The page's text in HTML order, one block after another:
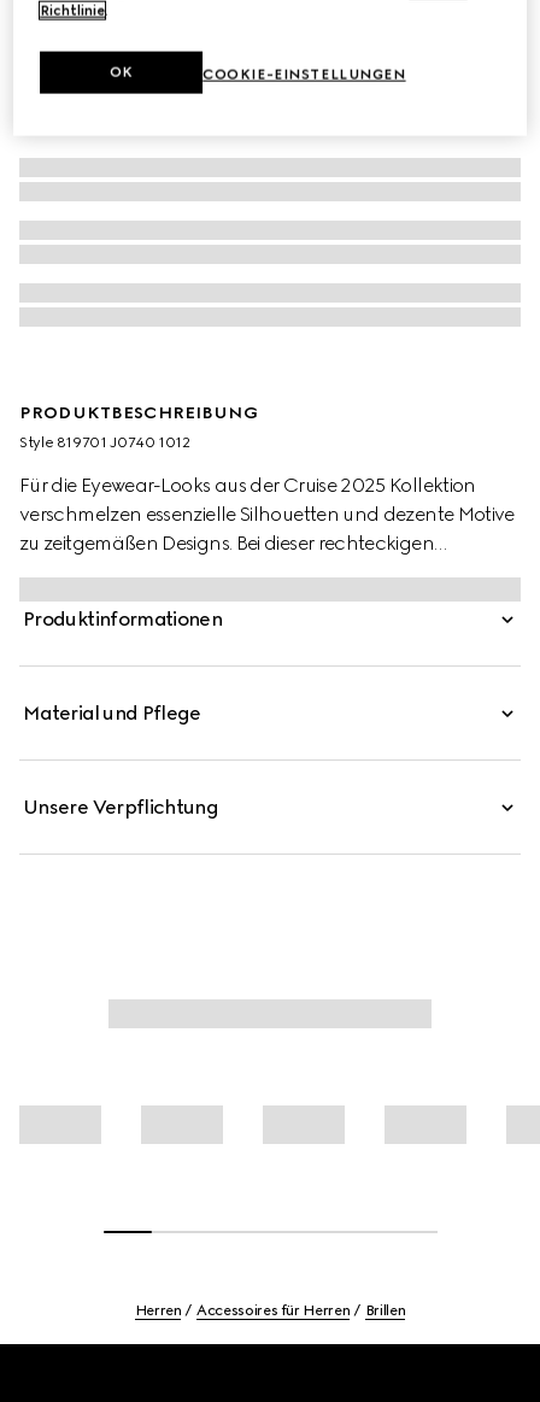
PRODUKTBESCHREIBUNG
Style ‎819701 J0740 1012
Für die Eyewear-Looks aus der Cruise 2025 Kollektion
verschmelzen essenzielle Silhouetten und dezente Motive
zu zeitgemäßen Designs. Bei dieser rechteckigen
Sonnenbrille setzen das Gucci Logo und ein Web-Detail
einen subtilen Akzent.
Produktinformationen
Material und Pflege
Unsere Verpflichtung
Herren Accessoires für Herren Brillen
Richtlinie.
COOKIE-EINSTELLUNGEN
OK